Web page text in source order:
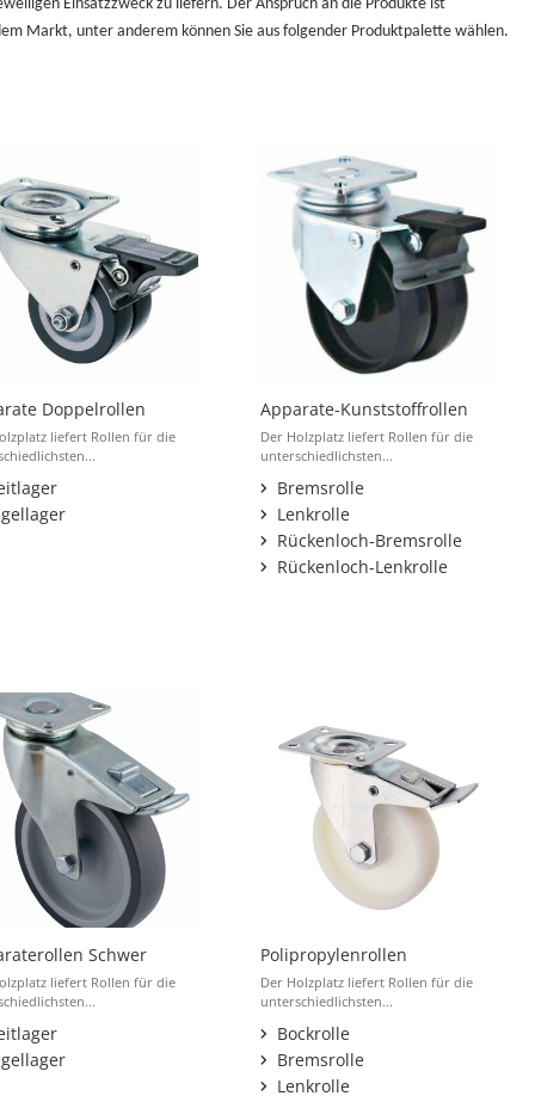
Einsatzzweck zu liefern. Der Anspruch an die Produkte ist
Markt, unter anderem können Sie aus folgender Produktpalette wählen.
Doppelrollen
liefert Rollen für die
Apparate-Kunststoffrollen
Der Holzplatz liefert Rollen für die
unterschiedlichsten...
Bremsrolle
Lenkrolle
Rückenloch-Bremsrolle
Rückenloch-Lenkrolle
Schwer
liefert Rollen für die
Polipropylenrollen
Der Holzplatz liefert Rollen für die
unterschiedlichsten...
Bockrolle
Bremsrolle
Lenkrolle